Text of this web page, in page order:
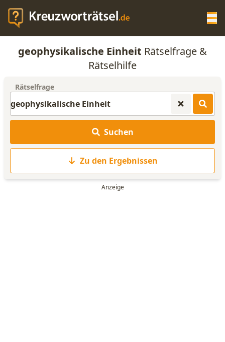
KREUZWORTRÄTSEL-HILFE
ANAGRAMM-GENERATOR
WORTLISTE
geophysikalische Einheit Rätselfrage &
Rätselhilfe
Rätselfrage
Suchen
Zu den Ergebnissen